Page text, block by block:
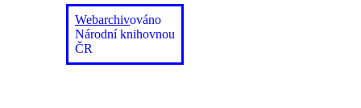
Webarchivováno
Národní knihovnou
ČR